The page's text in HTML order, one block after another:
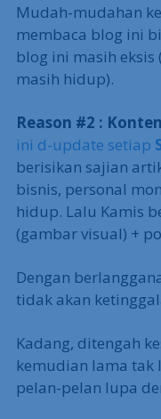
Mudah-mudahan
membaca blog ini
blog ini masih
masih hidup).
Reason #2 :
ini d-update setiap
berisikan sajian
bisnis, personal
hidup. Lalu Kamis
(gambar visual) +
Dengan
tidak akan
Kadang, ditengah
kemudian lama tak
pelan-pelan lupa